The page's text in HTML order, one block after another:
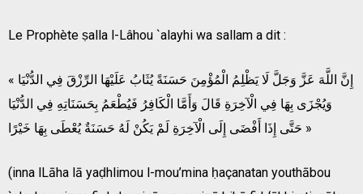
Le Prophète ṣalla l-Lâhou `alayhi wa sallam a dit :
« إِنَّ اللَّهَ عَزَّ وَجَلَّ لَا يَظْلِمُ الْمُؤْمِنَ حَسَنَةً يُثَابُ عَلَيْهَا الرِّزْقَ فِي الدُّنْيَا
وَيُجْزَى بِهَا فِي الْآخِرَةِ قَالَ وَأَمَّا الْكَافِرُ فَيُطْعَمُ بِحَسَنَاتِهِ فِي الدُّنْيَا
حَتَّى إِذَا أَفْضَى إِلَى الْآخِرَةِ لَمْ يَكُنْ لَهُ حَسَنَةٌ يُعْطَى بِهَا خَيْرًا »
(inna lLāha lā yaḍhlimou l-mou’mina ḥaçanatan youthābou